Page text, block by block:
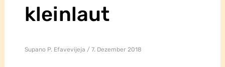
kleinlaut
Supano P. Efavevijeja 7. Dezember 2018